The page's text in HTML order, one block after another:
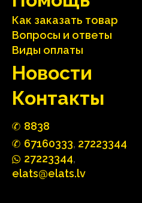
Как заказать товар
Вопросы и ответы
Виды оплаты
Hовости
Контакты
8838
67160333, 27223344
27223344,
elats@elats.lv